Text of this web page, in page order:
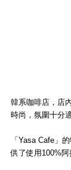
韓系咖啡店，店
時尚，氛圍十分
「Yasa Cafe」
供了使用100%阿